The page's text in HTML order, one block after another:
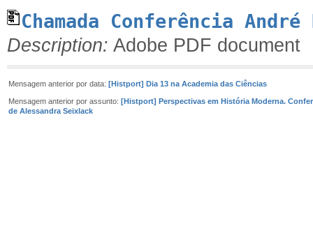
Chamada Conferência
Description: Adobe PDF document
Mensagem anterior por data: [Histport] Dia 13 na Academia das Ciências
Mensagem anterior por assunto: [Histport] Perspectivas em História Moderna.
de Alessandra Seixlack